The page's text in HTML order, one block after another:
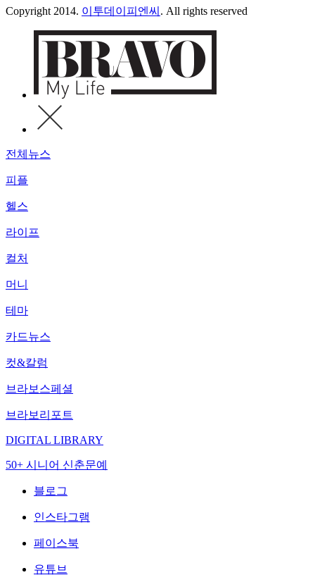
Copyright 2014. 이투데이피엔씨 . All rights reserved
전체뉴스
피플
헬스
라이프
컬처
머니
테마
카드뉴스
컷&칼럼
브라보스페셜
브라보리포트
DIGITAL LIBRARY
50+ 시니어 신춘문예
블로그
인스타그램
페이스북
유튜브